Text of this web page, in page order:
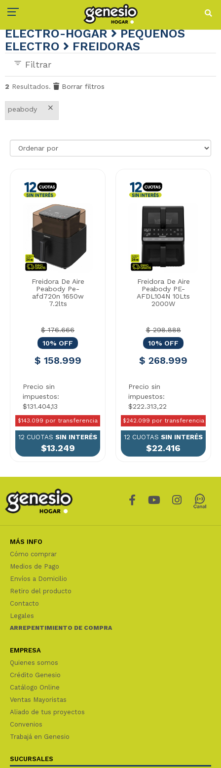
ELECTRO-HOGAR PEQUEÑOS
ELECTRO
FREIDORAS
Filtrar
2 Resultados. Borrar filtros
×
peabody
Freidora De Aire
Peabody Pe-
afd720n 1650w
7.2lts
$ 176.666
10% OFF
$ 158.999
Precio sin
impuestos:
$131.404,13
$143.099 por transferencia
12 CUOTAS SIN INTERÉS
$13.249
Freidora De Aire
Peabody PE-
AFDL104N 10Lts
2000W
$ 298.888
10% OFF
$ 268.999
Precio sin
impuestos:
$222.313,22
$242.099 por transferencia
12 CUOTAS SIN INTERÉS
$22.416
MÁS INFO
Cómo comprar
Medios de Pago
Envíos a Domicilio
Retiro del producto
Contacto
Legales
ARREPENTIMIENTO DE COMPRA
EMPRESA
Quienes somos
Crédito Genesio
Catálogo Online
Ventas Mayoristas
Aliado de tus proyectos
Convenios
Trabajá en Genesio
SUCURSALES